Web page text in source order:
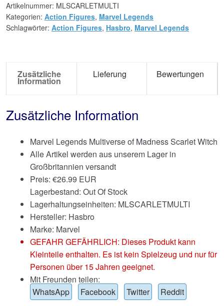
Artikelnummer: MLSCARLETMULTI
Kategorien: Action Figures, Marvel Legends
Schlagwörter: Action Figures, Hasbro, Marvel Legends
Zusätzliche
Information
Lieferung Bewertungen
Zusätzliche Information
Marvel Legends Multiverse of Madness Scarlet Witch
Alle Artikel werden aus unserem Lager in
Großbritannien versandt
Preis: €26.99 EUR
Lagerbestand: Out Of Stock
Lagerhaltungseinheiten: MLSCARLETMULTI
Hersteller: Hasbro
Marke: Marvel
GEFAHR GEFÄHRLICH: Dieses Produkt kann
Kleinteile enthalten. Es ist kein Spielzeug und nur für
Personen über 15 Jahren geeignet.
Mit Freunden teilen:
WhatsApp
Facebook Twitter Reddit